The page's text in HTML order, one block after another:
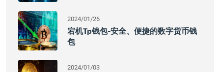
2024/01/26
宕机Tp钱包-安全、便捷的数字货币钱
包
2024/01/03